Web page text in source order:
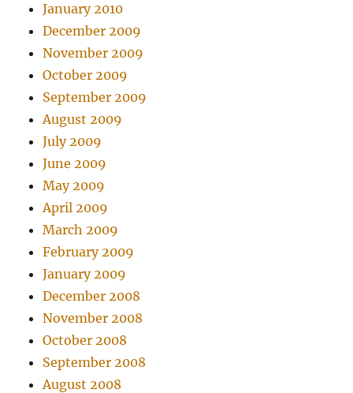
January 2010
December 2009
November 2009
October 2009
September 2009
August 2009
July 2009
June 2009
May 2009
April 2009
March 2009
February 2009
January 2009
December 2008
November 2008
October 2008
September 2008
August 2008